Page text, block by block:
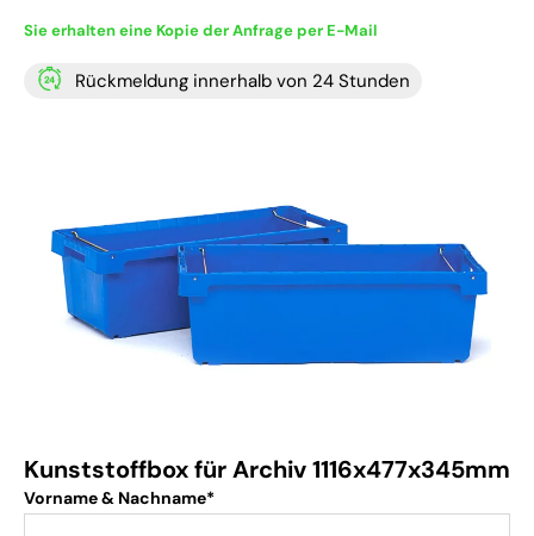
Sie erhalten eine Kopie der Anfrage per E-Mail
Rückmeldung innerhalb von 24 Stunden
Kunststoffbox für Archiv 1116x477x345mm
Vorname & Nachname*